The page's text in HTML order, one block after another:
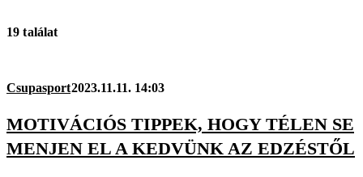
19 találat
Csupasport2023.11.11. 14:03
MOTIVÁCIÓS TIPPEK, HOGY TÉLEN SE
MENJEN EL A KEDVÜNK AZ EDZÉSTŐL